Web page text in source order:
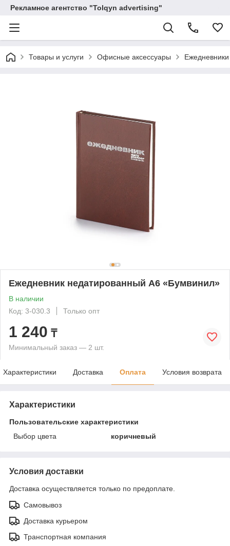
Рекламное агентство "Tolqyn advertising"
Товары и услуги Офисные аксессуары Ежедневники
Ежедневник недатированный А6 «Бумвинил»
В наличии
Код: 3-030.3
Только опт
1 240 ₸
Минимальный заказ — 2 шт.
Характеристики Доставка Оплата Условия возврата
Характеристики
Пользовательские характеристики
Выбор цвета
коричневый
Условия доставки
Доставка осуществляется только по предоплате.
Самовывоз
Доставка курьером
Транспортная компания